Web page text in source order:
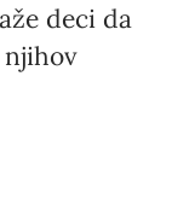
deci da
njihov